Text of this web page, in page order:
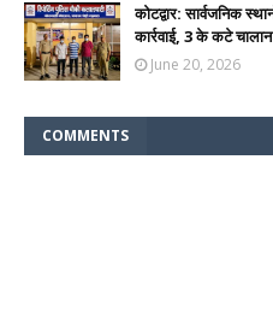
कोटद्वार: सार्वजनिक
कार्रवाई, 3 के कटे चालान
June 20, 2026
COMMENTS